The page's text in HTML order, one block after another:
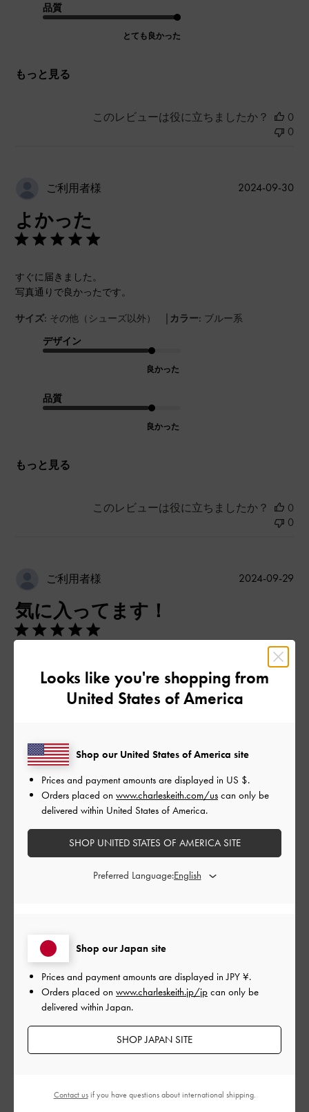
品質
とても良かった
もっと見る
このレビューは役に立ちましたか？
0
0
ご利用者様
よかった
すぐに届きました。
写真通りで良かったです。
サイズ: その他（シューズ以外） | カラー: ブルー系
デザイン
良かった
品質
良かった
もっと見る
公
2024-09-30
このレビューは役に立ちましたか？
0
0
ご利用者様
気に入ってます！
その他（シューズ以外） | カラー:
ブラック系
とても良かった
もっと見る
公
2024-09-29
このレビューは役に立ちましたか？
ご利用者様
最高に可愛い！
一目惚れで購入！他の色もほしいぐらいですが、残念ながら完
売でした。またハートのシリーズ出して欲しいです！
Looks like you're shopping from
United States of America
Shop our Japan site
Prices and payment amounts are displayed inJPY ¥.
Orders placed on www.charleskeith.jp/jp can only be
delivered within Japan.
SHOP JAPAN SITE
Shop our United States of America site
Prices and payment amounts are displayed in US $.
Orders placed on www.charleskeith.com/us can only be
delivered within United States of America.
SHOP UNITED STATES OF AMERICA SITE
Preferred Language:
Contact usif you have questions about international shipping.